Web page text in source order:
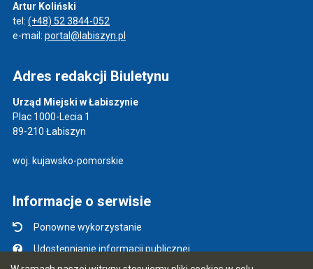
Artur Koliński
tel: (+48) 52 3844-052
e-mail: portal@labiszyn.pl
Adres redakcji Biuletynu
Urząd Miejski w Łabiszynie
Plac 1000-Lecia 1
89-210 Łabiszyn
woj. kujawsko-pomorskie
Informacje o serwisie
Ponowne wykorzystanie
Udostępnianie informacji publicznej